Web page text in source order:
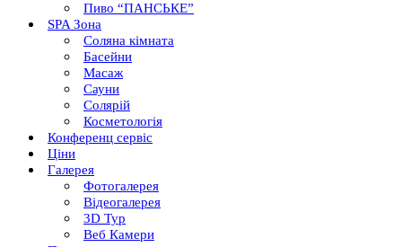
Пиво “ПАНСЬКЕ”
SPA Зона
Соляна кімната
Басейни
Масаж
Сауни
Солярій
Косметологія
Конференц сервіс
Ціни
Галерея
Фотогалерея
Відеогалерея
3D Тур
Веб Камери